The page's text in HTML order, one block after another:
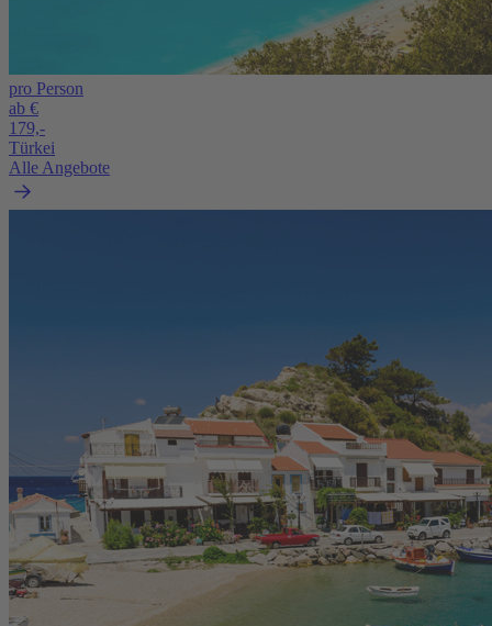
pro Person
ab €
179,-
Türkei
Alle Angebote